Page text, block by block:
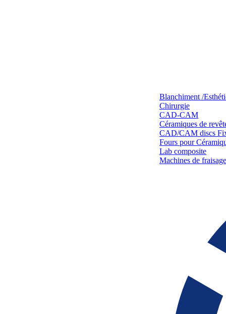
Blanchiment /
Chirurgie
CAD-CAM
Céramiques de
CAD/CAM discs
Fours pour
Lab composite
Machines de